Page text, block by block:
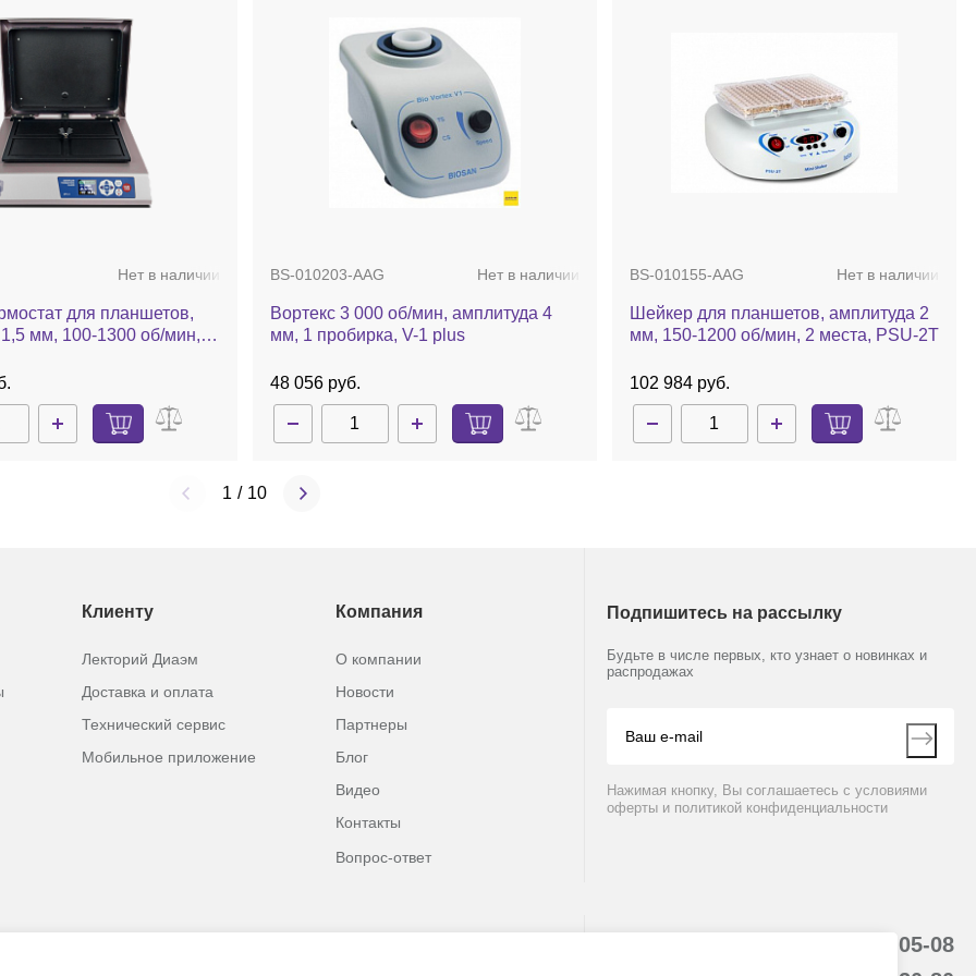
USB-хост, комплект USB-интерфейса,
хранения (6 шт.), кожух для складирования и
Т4, принтер ударный, SF40A, кабель для принтера
(2 рулона), комплект дополнительного
сверху для определения плотности, футляр для
Нет в наличии
USB-хост
Нет в наличии
Комплект USB интерфейса
Нет в наличии
Т4 Бумага для принтера, 57.5мм, SF40A
Нет в наличии
для планшетов,
мм, 100-1300 об/мин, 4
крышка, ST-3L
BS-010203-AAG Нет в наличии
Вортекс 3 000 об/мин, амплитуда 4
мм, 1 пробирка, V-1 plus
48 056 руб.
BS-010155-AAG Нет в наличии
Шейкер для планшетов, амплитуда 2
мм, 150-1200 об/мин, 2 места, PSU-2T
102 984 руб.
1 / 10
Клиенту
Лекторий Диаэм
Доставка и оплата
Технический сервис
Мобильное приложение
Компания
О компании
Новости
Партнеры
Блог
Видео
Контакты
Вопрос-ответ
Подпишитесь на рассылку
Будьте в числе первых, кто узнает о новинках и
распродажах
Нажимая кнопку, Вы соглашаетесь с условиями
оферты и политикой конфиденциальности
8 (800) 234-05-08